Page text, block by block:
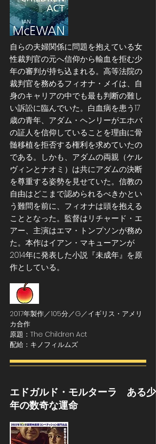
自らの夫婦関係に問題を抱えている女
性裁判官の元へ信仰から輸血を拒む少
年の審判が持ち込まれる。高等法院の
裁判官を務めるフィオナ・メイは、自
身のキャリアの中でも最も判断の難し
い訴訟に臨んでいた。白血病を患う17
歳の青年、アダム・ヘンリーがエホバ
の証人を信仰していることを理由に骨
髄移植を拒否する権利を求めていたの
である。しかも、アダムの両親（ケル
ヴィンとナオミ）は共にアダムの決断
を尊重する姿勢を見せていた。信教の
自由はどこまで認められるべきかとい
う難問を前に、フィオナは頭を抱える
こととなった。監督はリチャード・エ
アー、主演はエマ・トンプソンが務め
た。本作はイアン・マキューアンが
2014年に発表した小説『未成年』を原
作としている。
2017年製作／105分／G／イギリス・アメリ
カ合作
原題：The Children Act
配給：キノフィルムズ
エドガルド・モルターラ ある少
年の数奇な運命